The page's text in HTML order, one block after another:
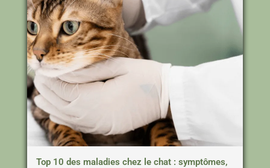
Top 10 des maladies chez le chat : symptômes,